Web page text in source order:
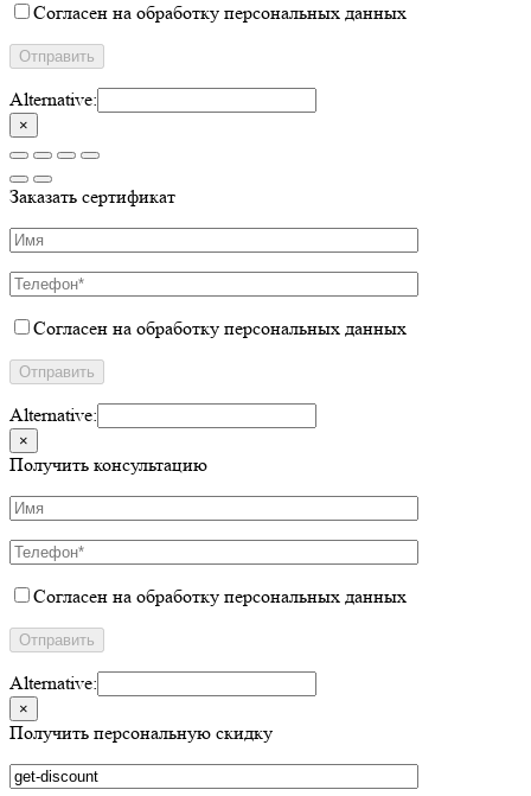
Согласен на обработку персональных данных
Alternative:
×
Заказать сертификат
Согласен на обработку персональных данных
Alternative:
×
Получить консультацию
Согласен на обработку персональных данных
Alternative:
×
Получить персональную скидку